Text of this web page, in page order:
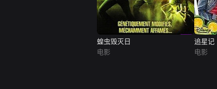
蝗虫毁灭日
电影
追星记
电影